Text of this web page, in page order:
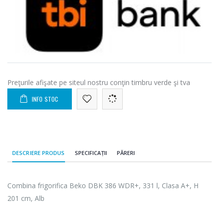
Preţurile afişate pe siteul nostru conţin timbru verde şi tva
INFO STOC
DESCRIERE PRODUS SPECIFICAȚII PĂRERI
Combina frigorifica Beko DBK 386 WDR+, 331 l, Clasa A+, H
201 cm, Alb